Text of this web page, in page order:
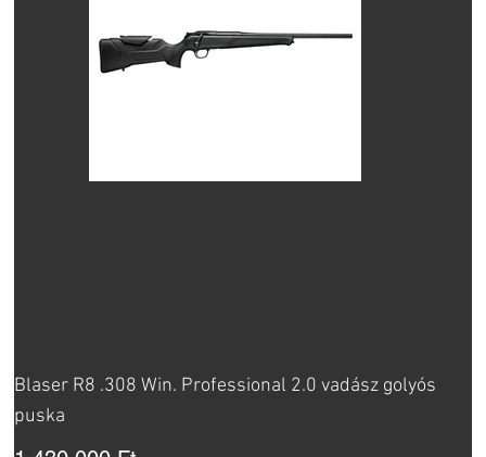
Blaser R8 .308 Win. Professional 2.0 vadász golyós
puska
Ár